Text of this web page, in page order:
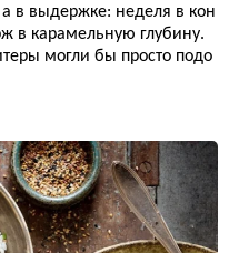
в выдержке: неделя в кон
в карамельную глубину.
могли бы просто подо